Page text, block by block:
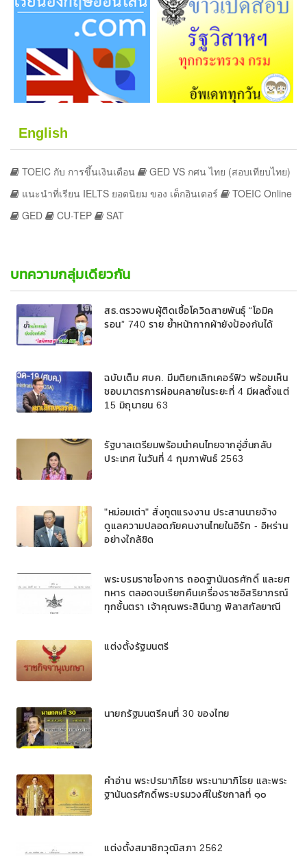
English
TOEIC กับ การขึ้นเงินเดือน
GED VS กศน ไทย (สอบเทียบไทย)
แนะนำที่เรียน IELTS ยอดนิยม ของ เด็กอินเตอร์
TOEIC Online
GED
CU-TEP SAT
บทความกลุ่มเดียวกัน
สธ.ตรวจพบผู้ติดเชื้อโควิดสายพันธุ์ “โอมิค
รอน” 740 ราย ย้ำหน้ากากผ้ายังป้องกันได้
ฉบับเต็ม ศบค. มีมติยกเลิกเคอร์ฟิว พร้อมเห็น
ชอบมาตรการผ่อนคลายในระยะที่ 4 มีผลตั้งแต่
15 มิถุนายน 63
รัฐบาลเตรียมพร้อมนำคนไทยจากอู่ฮั่นกลับ
ประเทศ ในวันที่ 4 กุมภาพันธ์ 2563
"หม่อมเต่า" สั่งทูตแรงงาน ประสานนายจ้าง
ดูแลความปลอดภัยคนงานไทยในอิรัก - อิหร่าน
อย่างใกล้ชิด
พระบรมราชโองการ ถอดฐานันดรศักดิ์ และยศ
ทหาร ตลอดจนเรียกคืนเครื่องราชอิสริยาภรณ์
ทุกชั้นตรา เจ้าคุณพระสินีนาฏ พิลาสกัลยาณี
แต่งตั้งรัฐมนตรี
นายกรัฐมนตรีคนที่ 30 ของไทย
คำอ่าน พระปรมาภิไธย พระนามาภิไธย และพระ
ฐานันดรศักดิ์พระบรมวงศ์ในรัชกาลที่ ๑๐
แต่งตั้งสมาชิกวุฒิสภา 2562